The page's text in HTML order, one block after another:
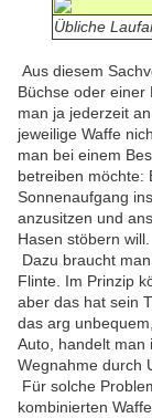
Übliche
Aus diesem
Büchse oder einer
man ja jederzeit
jeweilige Waffe
man bei einem
betreiben möchte:
Sonnenaufgang
anzusitzen und
Hasen stöbern will.
Dazu braucht
Flinte. Im Prinzip
aber das hat sein
das arg
Auto, handelt man
Wegnahme durch
Für solche
kombinierten